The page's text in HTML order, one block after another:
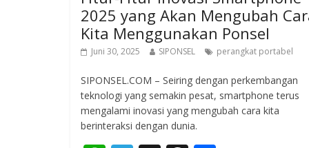
2025 yang Akan Mengubah
Kita Menggunakan Ponsel
Juni 30, 2025 SIPONSEL perangkat portabel
SIPONSEL.COM – Seiring dengan perkembangan
teknologi yang semakin pesat, smartphone terus
mengalami inovasi yang mengubah cara kita
berinteraksi dengan dunia.